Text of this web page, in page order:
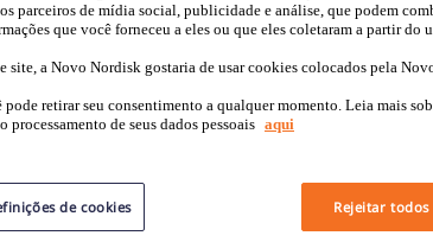
parceiros de mídia social, publicidade e análise, que podem
que você forneceu a eles ou que eles coletaram a partir do
site, a Novo Nordisk gostaria de usar cookies colocados pela
pode retirar seu consentimento a qualquer momento. Leia mais
processamento de seus dados pessoais aqui
Rejeitar todos
de cookies